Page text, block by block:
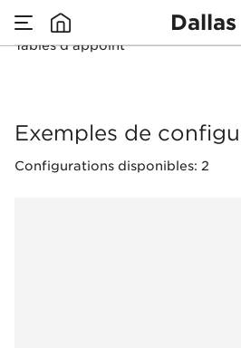
Dallas
Tables d'appoint
Tables
Exemples de
Configurations disponibles: 2